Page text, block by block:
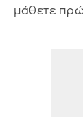
μάθετε